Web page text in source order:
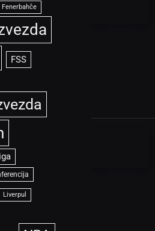
Fenerbahče
FSS
Liverpul